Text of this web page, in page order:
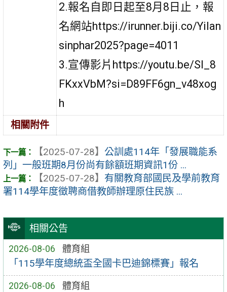
相關公告
2026-08-06 體育組
「115學年度總統盃全國卡巴迪錦標賽」報名
2026-08-06 體育組
2.報名自即日起至8月8日止，報
名網站https://irunner.biji.co/Yilan
sinphar2025?page=4011
3.宣傳影片https://youtu.be/Sl_8
FKxxVbM?si=D89FF6gn_v48xog
h
相關附件
【2025-07-28】 公訓處114年「發展職能系
列」一般班期8月份尚有餘額班期資訊1份 ...
【2025-07-28】 有關教育部國民及學前教育
署114學年度徵聘商借教師辦理原住民族 ...